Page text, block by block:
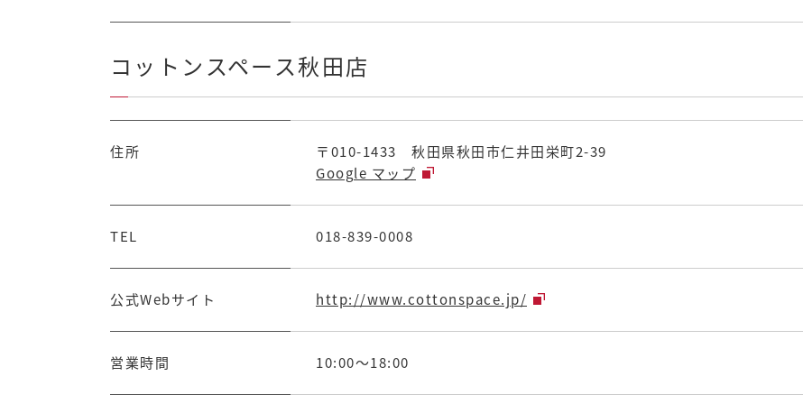
コットンスペース秋田店
住所
〒010-1433 秋田県秋田市仁井田栄町2-39
Google マップ
TEL 018-839-0008
公式Webサイト http://www.cottonspace.jp/
営業時間 10:00～18:00